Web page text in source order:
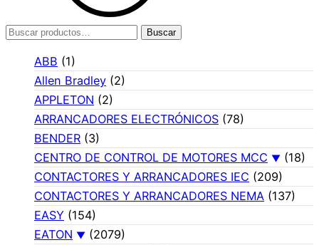
Buscar
Buscar
ABB (1)
Allen Bradley (2)
APPLETON (2)
ARRANCADORES ELECTRÓNICOS (78)
BENDER (3)
CENTRO DE CONTROL DE MOTORES MCC
(18)
CONTACTORES Y ARRANCADORES IEC (209)
CONTACTORES Y ARRANCADORES NEMA (137)
EASY (154)
EATON
(2079)